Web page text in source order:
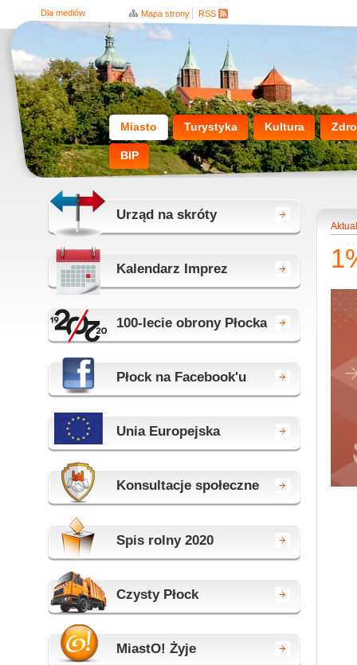
Dla mediów Mapa strony RSS
Miasto Turystyka Kultura
BIP
Urząd na skróty
Kalendarz Imprez
100-lecie obrony Płocka
Płock na Facebook'u
Unia Europejska
Konsultacje społeczne
Spis rolny 2020
Czysty Płock
MiastO! Żyje